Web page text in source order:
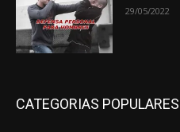
29/05/2022
CATEGORIAS POPULARES